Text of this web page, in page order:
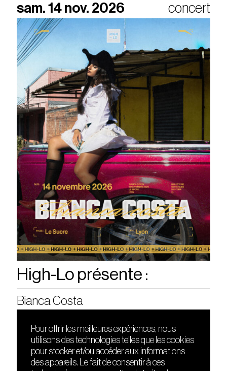
sam. 14 nov. 2026 concert
High-Lo présente :
Bianca Costa
DÉCOUVRIR
Le lieu
Contact
FRIENDS
Nuits sonores
HEAT
Pour offrir les meilleures expériences, nous
utilisons des technologies telles que les cookies
pour stocker et/ou accéder aux informations
des appareils. Le fait de consentir à ces